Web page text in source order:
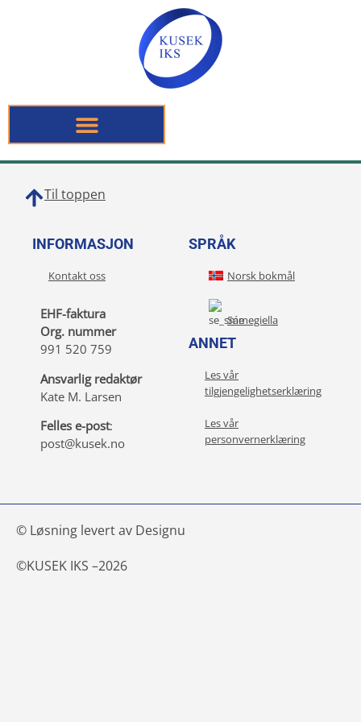
Til toppen
INFORMASJON
Kontakt oss
EHF-faktura
Org. nummer
991 520 759
Ansvarlig redaktør
Kate M. Larsen
Felles e-post:
post@kusek.no
SPRÅK
Norsk bokmål
Sámegiella
ANNET
Les vår
tilgjengelighetserklæring
Les vår
personvernerklæring
© Løsning levert av Designu
©KUSEK IKS –2026